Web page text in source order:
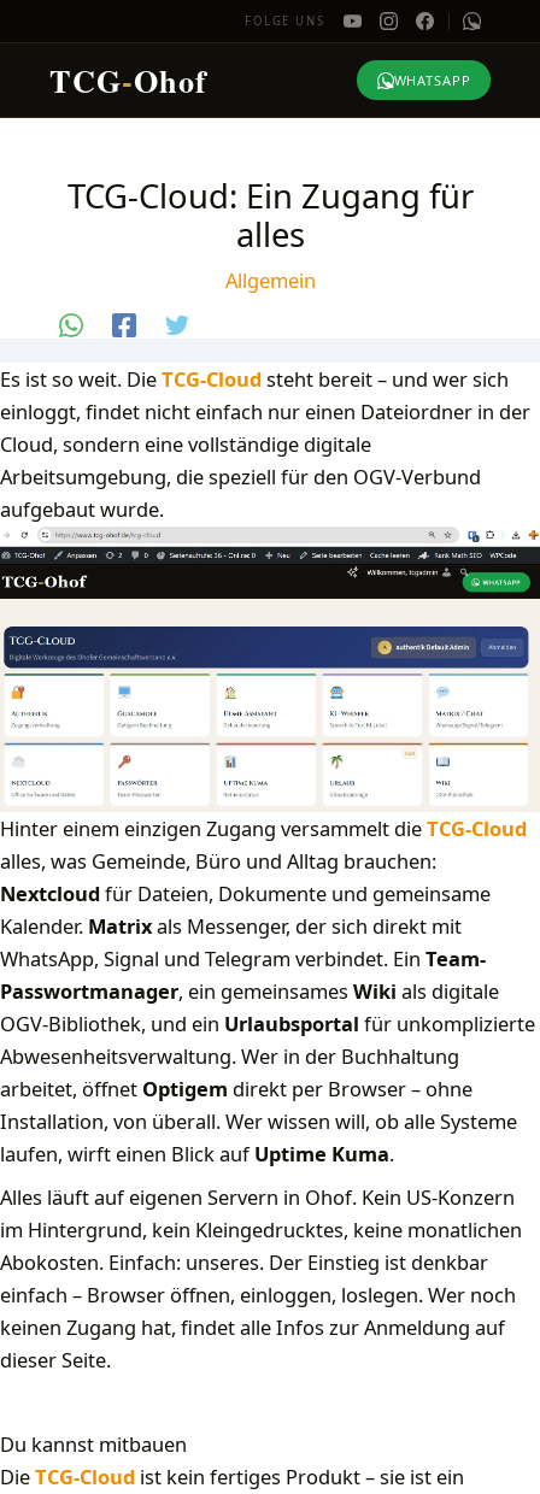
FOLGE UNS
TCG-Ohof WHATSAPP
TCG-Cloud: Ein Zugang für
alles
Allgemein
Es ist so weit. DieTCG-Cloudsteht bereit – und wer sich
einloggt, findet nicht einfach nur einen Dateiordner in der
Cloud, sondern eine vollständige digitale
Arbeitsumgebung, die speziell für den OGV-Verbund
aufgebaut wurde.
Hinter einem einzigen Zugang versammelt dieTCG-Cloud
alles, was Gemeinde, Büro und Alltag brauchen:
Nextcloudfür Dateien, Dokumente und gemeinsame
Kalender. Matrixals Messenger, der sich direkt mit
WhatsApp, Signal und Telegram verbindet. Ein Team-
Passwortmanager, ein gemeinsames Wiki als digitale
OGV-Bibliothek, und ein Urlaubsportal für unkomplizierte
Abwesenheitsverwaltung. Wer in der Buchhaltung
arbeitet, öffnet Optigem direkt per Browser – ohne
Installation, von überall. Wer wissen will, ob alle Systeme
laufen, wirft einen Blick aufUptime Kuma.
Alles läuft auf eigenen Servern in Ohof. Kein US-Konzern
im Hintergrund, kein Kleingedrucktes, keine monatlichen
Abokosten. Einfach: unseres. Der Einstieg ist denkbar
einfach – Browser öffnen, einloggen, loslegen. Wer noch
keinen Zugang hat, findet alle Infos zur Anmeldung auf
dieser Seite.
Du kannst mitbauen
DieTCG-Cloud ist kein fertiges Produkt – sie ist ein